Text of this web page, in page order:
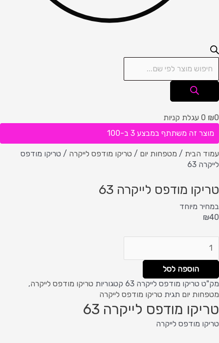
₪0
0 עגלת קניות
מוצר זה משתתף במבצע 3 ב-100
עמוד הבית / מטפחות יום / טריקו מודפס לייקרה / טריקו מודפס
לייקרה 63
טריקו מודפס לייקרה 63
במחיר מיוחד
₪40
הוספה לסל
מק"ט טריקו מודפס לייקרה 63 קטגוריות טריקו מודפס לייקרה,
מטפחות יום תגית טריקו מודפס לייקרה
טריקו מודפס לייקרה 63
טריקו מודפס לייקרה